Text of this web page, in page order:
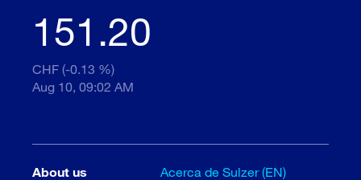
151.20
CHF (-0.13 %)
Aug 10, 09:02 AM
About us
Acerca de Sulzer (EN)